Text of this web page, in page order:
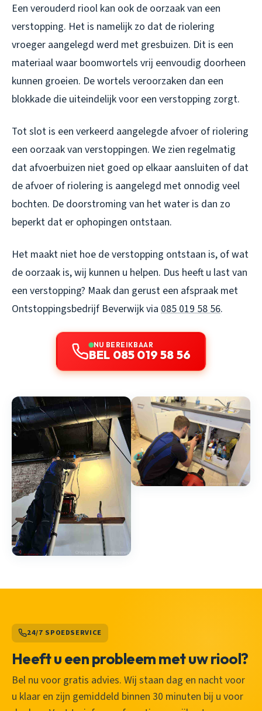
Een verouderd riool kan ook de oorzaak van een
verstopping. Het is namelijk zo dat de riolering
vroeger aangelegd werd met gresbuizen. Dit is een
materiaal waar boomwortels vrij eenvoudig doorheen
kunnen groeien. De wortels veroorzaken dan een
blokkade die uiteindelijk voor een verstopping zorgt.
Tot slot is een verkeerd aangelegde afvoer of riolering
een oorzaak van verstoppingen. We zien regelmatig
dat afvoerbuizen niet goed op elkaar aansluiten of dat
de afvoer of riolering is aangelegd met onnodig veel
bochten. De doorstroming van het water is dan zo
beperkt dat er ophopingen ontstaan.
Het maakt niet hoe de verstopping ontstaan is, of wat
de oorzaak is, wij kunnen u helpen. Dus heeft u last van
een verstopping? Maak dan gerust een afspraak met
Ontstoppingsbedrijf Beverwijk via 085 019 58 56.
NU BEREIKBAAR
BEL 085 019 58 56
24/7 SPOEDSERVICE
Heeft u een probleem met uw riool?
Bel nu voor gratis advies. Wij staan dag en nacht voor
u klaar en zijn gemiddeld binnen 30 minuten bij u voor